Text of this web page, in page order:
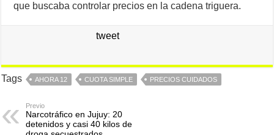
que buscaba controlar precios en la cadena triguera.
tweet
Tags AHORA 12 CUOTA SIMPLE PRECIOS CUIDADOS
Previo
Narcotráfico en Jujuy: 20
detenidos y casi 40 kilos de